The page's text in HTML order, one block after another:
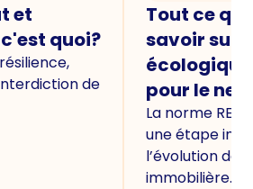
et
quoi?
de
Tout ce
savoir sur
écologique
pour le
La norme
une étape
l’évolution de
immobilière.